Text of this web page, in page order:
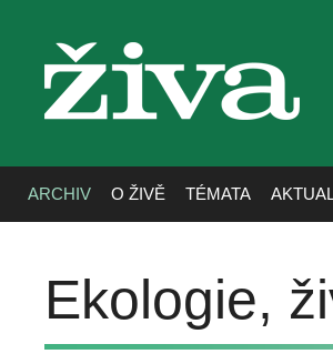
živa
ARCHIV O ŽIVĚ TÉMATA
Ekologie,